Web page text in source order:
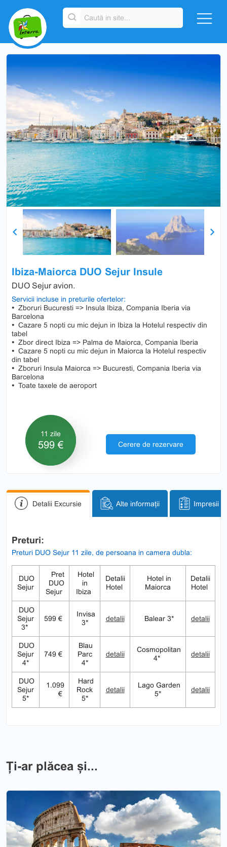
Ibiza-Maiorca DUO Sejur Insule
DUO Sejur avion.
Servicii incluse in preturile ofertelor:
• Zboruri Bucuresti => Insula Ibiza, Compania Iberia via
Barcelona
• Cazare 5 nopti cu mic dejun in Ibiza la Hotelul respectiv din
tabel
• Zbor direct Ibiza => Palma de Maiorca, Compania Iberia
• Cazare 5 nopti cu mic dejun in Maiorca la Hotelul respectiv
din tabel
• Zboruri Insula Maiorca => Bucuresti, Compania Iberia via
Barcelona
• Toate taxele de aeroport
11 zile
599 € Cerere de rezervare
Previous Next
Detalii Excursie Alte informații Impresii
Preturi:
Preturi DUO Sejur 11 zile, de persoana in camera dubla:
DUO
Sejur
Pret
DUO
Sejur
Hotel
in
Ibiza
Detalii
Hotel
Hotel in
Maiorca
Detalii
Hotel
DUO
Sejur
3*
599 €
Invisa
3*
detalii Balear 3* detalii
DUO
Sejur
4*
749 €
Blau
Parc
4*
detalii
Cosmopolitan
4*
detalii
DUO
Sejur
5*
1.099
€
Hard
Rock
5*
detalii
Lago Garden
5*
detalii
Ți-ar plăcea și...